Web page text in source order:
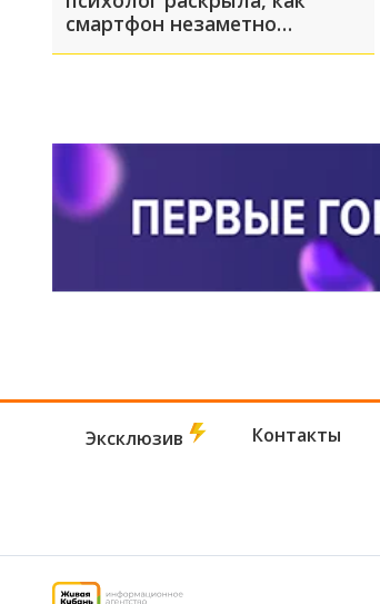
смартфон незаметно
укорачивает жизнь
Эксклюзив Контакты